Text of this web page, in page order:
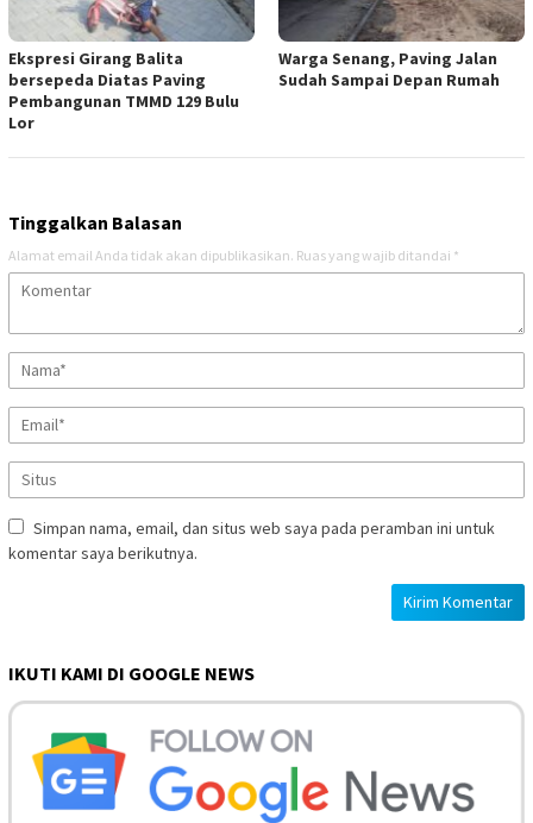
Ekspresi Girang Balita
bersepeda Diatas Paving
Pembangunan TMMD 129 Bulu
Lor
Warga Senang, Paving Jalan
Sudah Sampai Depan Rumah
Tinggalkan Balasan
Alamat email Anda tidak akan dipublikasikan. Ruas yang wajib ditandai *
Simpan nama, email, dan situs web saya pada peramban ini untuk
komentar saya berikutnya.
IKUTI KAMI DI GOOGLE NEWS